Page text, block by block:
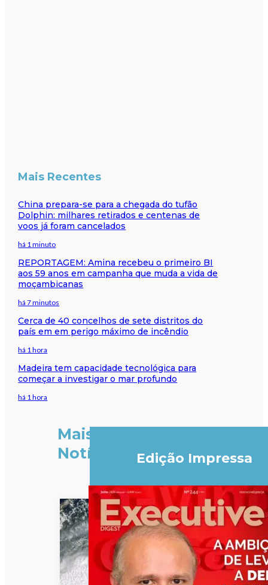
Mais Recentes
China prepara-se para a chegada do tufão
Dolphin: milhares retirados e centenas de
voos já foram cancelados
há 1 minuto
REPORTAGEM: Amina recebeu o primeiro BI
aos 59 anos em campanha que muda a vida de
moçambicanas
há 7 minutos
Cerca de 40 concelhos de sete distritos do
país em em perigo máximo de incêndio
há 1 hora
Madeira tem capacidade tecnológica para
começar a investigar o mar profundo
há 1 hora
Mais
Notícias
Edição Impressa